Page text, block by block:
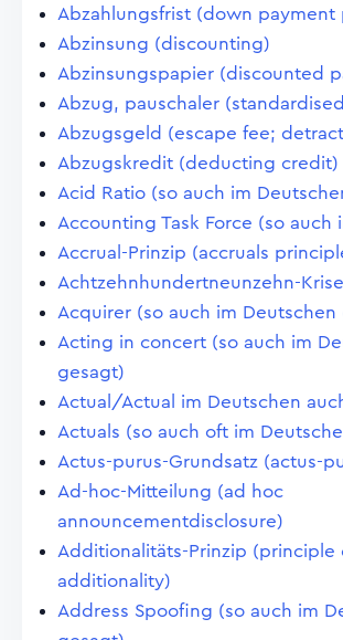
Abzahlungsfrist (down payment
Abzinsung (discounting)
Abzinsungspapier (discounted
Abzug, pauschaler
Abzugsgeld (escape fee;
Abzugskredit (deducting credit)
Acid Ratio (so auch im
Accounting Task Force (so auch
Accrual-Prinzip (accruals
Achtzehnhundertneunzehn-Krise
Acquirer (so auch im Deutschen
Acting in concert (so auch im
gesagt)
Actual/Actual im Deutschen
Actuals (so auch oft im
Actus-purus-Grundsatz (actus-
Ad-hoc-Mitteilung (ad hoc
announcementdisclosure)
Additionalitäts-Prinzip (principle
additionality)
Address Spoofing (so auch im